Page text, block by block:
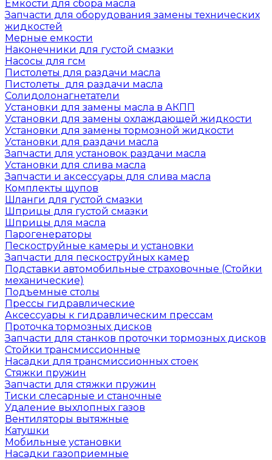
Емкости для сбора масла
Запчасти для оборудования замены технических
жидкостей
Мерные емкости
Наконечники для густой смазки
Насосы для гсм
Пистолеты для раздачи масла
Пистолеты для раздачи масла
Солидолонагнетатели
Установки для замены масла в АКПП
Установки для замены охлаждающей жидкости
Установки для замены тормозной жидкости
Установки для раздачи масла
Запчасти для установок раздачи масла
Установки для слива масла
Запчасти и аксессуары для слива масла
Комплекты щупов
Шланги для густой смазки
Шприцы для густой смазки
Шприцы для масла
Парогенераторы
Пескоструйные камеры и установки
Запчасти для пескоструйных камер
Подставки автомобильные страховочные (Стойки
механические)
Подъемные столы
Прессы гидравлические
Аксессуары к гидравлическим прессам
Проточка тормозных дисков
Запчасти для станков проточки тормозных дисков
Стойки трансмиссионные
Насадки для трансмиссионных стоек
Стяжки пружин
Запчасти для стяжки пружин
Тиски слесарные и станочные
Удаление выхлопных газов
Вентиляторы вытяжные
Катушки
Мобильные установки
Насадки газоприемные